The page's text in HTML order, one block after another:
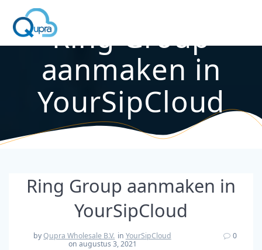
Ring Group
aanmaken in
YourSipCloud
Ring Group aanmaken in
YourSipCloud
byQupra Wholesale B.V. in YourSipCloud
on augustus 3, 2021
0